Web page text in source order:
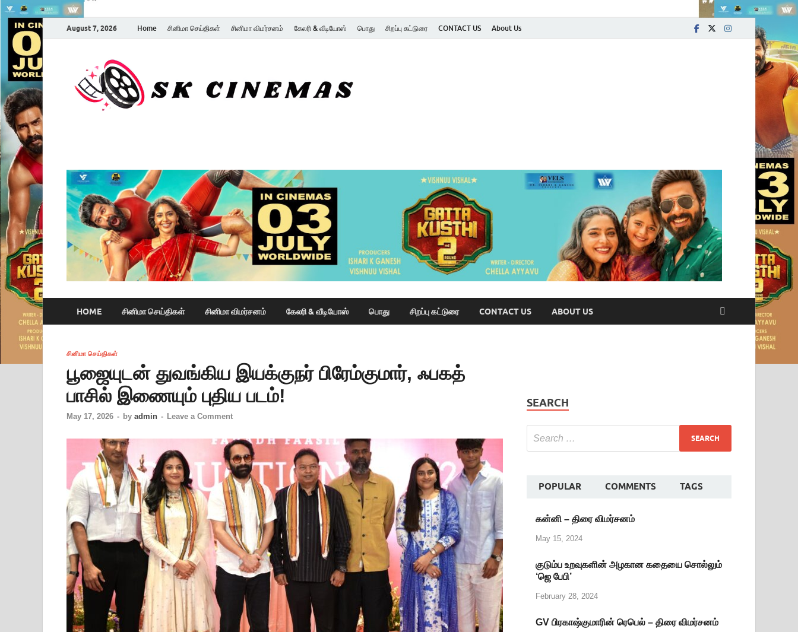
August 7, 2026 Home சினிமா செய்திகள் சினிமா விமர்சனம் கேலரி & வீடியோஸ் பொது சிறப்பு கட்டுரை CONTACT US About Us
HOME சினிமா செய்திகள் சினிமா விமர்சனம் கேலரி & வீடியோஸ் பொது சிறப்பு கட்டுரை CONTACT US ABOUT US
சினிமா செய்திகள்
பூஜையுடன் துவங்கிய இயக்குநர் பிரேம்குமார், ஃபகத்
பாசில் இணையும் புதிய படம்!
May 17, 2026 - by admin - Leave a Comment
SEARCH
POPULAR COMMENTS TAGS
கன்னி – திரை விமர்சனம்
May 15, 2024
குடும்ப உறவுகளின் அழகான கதையை சொல்லும்
‘ஜெ பேபி’
February 28, 2024
GV பிரகாஷ்குமாரின் ரெபெல் – திரை விமர்சனம்